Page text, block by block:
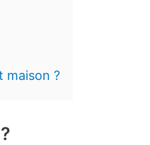
maison ?